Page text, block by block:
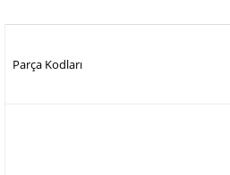
Parça Kodları